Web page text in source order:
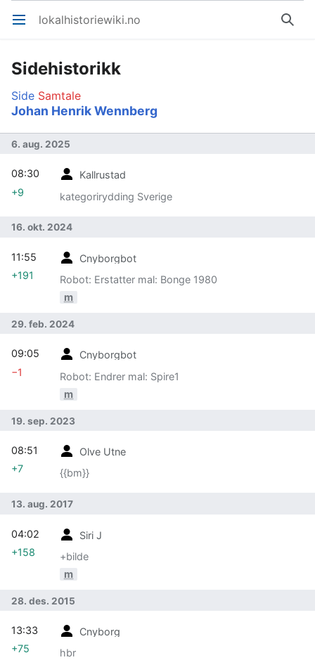
Åpne hovedmenyen lokalhistoriewiki.no Søk
Sidehistorikk
Side Samtale
Johan Henrik Wennberg
6. aug. 2025
Kallrustad
kategorirydding Sverige
08:30
+9
16. okt. 2024
Cnyborgbot
Robot: Erstatter mal: Bonge 1980
m
11:55
+191
29. feb. 2024
Cnyborgbot
Robot: Endrer mal: Spire1
m
09:05
−1
19. sep. 2023
Olve Utne
{{bm}}
08:51
+7
13. aug. 2017
Siri J
+bilde
m
04:02
+158
28. des. 2015
Cnyborg
hbr
13:33
+75